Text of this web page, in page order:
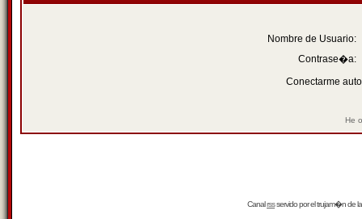
Nombre de Usuario:
Contrase�a:
Conectarme
He
Canalrssservido por eltrujam�nde